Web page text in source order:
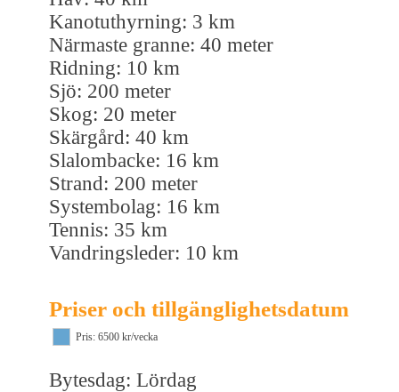
Kanotuthyrning: 3 km
Närmaste granne: 40 meter
Ridning: 10 km
Sjö: 200 meter
Skog: 20 meter
Skärgård: 40 km
Slalombacke: 16 km
Strand: 200 meter
Systembolag: 16 km
Tennis: 35 km
Vandringsleder: 10 km
Priser och tillgänglighetsdatum
Pris: 6500 kr/vecka
Bytesdag: Lördag